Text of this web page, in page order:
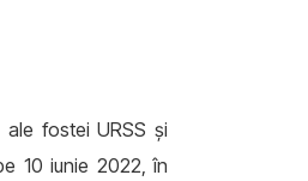
fostei URSS și
10 iunie 2022, în